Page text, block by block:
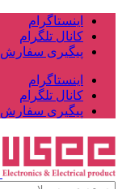
اینستاگرام
کانال تلگرام
پیگیری سفارش
اینستاگرام
کانال تلگرام
پیگیری سفارش